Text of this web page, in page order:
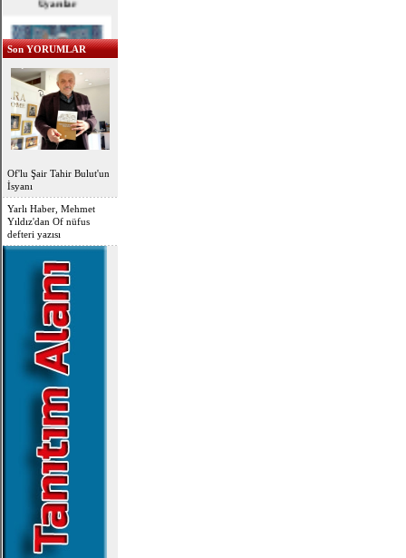
OFLU HOCA'DAN
TOPLUMSAL UYARI
Son YORUMLAR
Of'lu Şair Tahir Bulut'un
İsyanı
Yarlı Haber, Mehmet
Yıldız'dan Of nüfus
defteri yazısı